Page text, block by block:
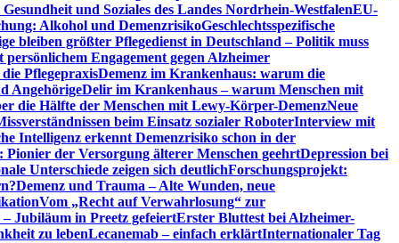
und Soziales des Landes Nordrhein-WestfalenEU-
Alkohol und DemenzrisikoGeschlechtsspezifische
bleiben größter Pflegedienst in Deutschland – Politik muss
Engagement gegen Alzheimer
PflegepraxisDemenz im Krankenhaus: warum die
AngehörigeDelir im Krankenhaus – warum Menschen mit
die Hälfte der Menschen mit Lewy-Körper-DemenzNeue
beim Einsatz sozialer RoboterInterview mit
Intelligenz erkennt Demenzrisiko schon in der
der Versorgung älterer Menschen geehrtDepression bei
Unterschiede zeigen sich deutlichForschungsprojekt:
Demenz und Trauma – Alte Wunden, neue
Vom „Recht auf Verwahrlosung“ zur
Jubiläum in Preetz gefeiertErster Bluttest bei Alzheimer-
zu lebenLecanemab – einfach erklärtInternationaler Tag